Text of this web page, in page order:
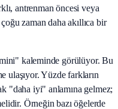
antrenman öncesi veya
zaman daha akıllıca bir
kaleminde görülüyor. Bu
ulaşıyor. Yüzde farkların
"daha iyi" anlamına gelmez;
Örneğin bazı öğelerde